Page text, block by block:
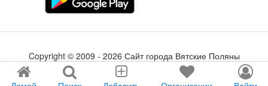
Copyright © 2009 - 2026 Сайт города Вятские Поляны
Создание сайта
tabson.ru